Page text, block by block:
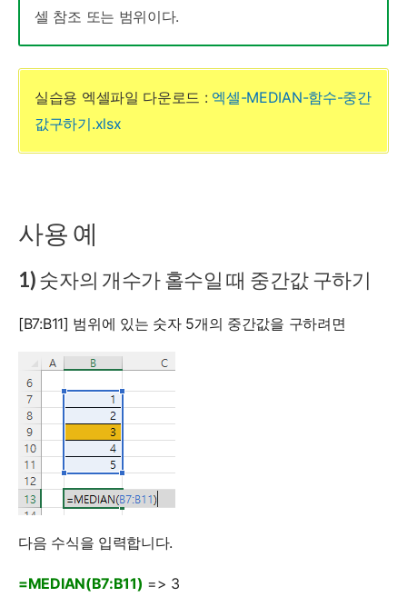
셀 참조 또는 범위이다.
실습용 엑셀파일 다운로드 : 엑셀-MEDIAN-함수-중간
값구하기.xlsx
사용 예
1) 숫자의 개수가 홀수일 때 중간값 구하기
[B7:B11] 범위에 있는 숫자 5개의 중간값을 구하려면
다음 수식을 입력합니다.
=MEDIAN(B7:B11) => 3